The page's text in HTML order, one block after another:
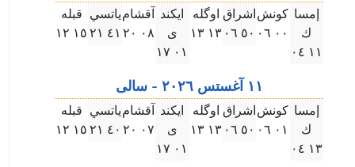
إمسا
ك
۱۱ ۰٤
كونش
۰۰ ۰٦
اشراق
٥۰ ۰٦
اوگله
۱۳ ۱۳
ايكند
ى
۰۱ ۱٧
آقشام
۰٨ ۲۰
ياتسي
٤۱ ۲۱
قبله
۱٥ ۱۲
۱۱ آغستس ۲۰۲٦ - سالى
إمسا
ك
۱۳ ۰٤
كونش
۰۱ ۰٦
اشراق
٥۰ ۰٦
اوگله
۱۳ ۱۳
ايكند
ى
۰۱ ۱٧
آقشام
۰٧ ۲۰
ياتسي
٤۰ ۲۱
قبله
۱٥ ۱۲